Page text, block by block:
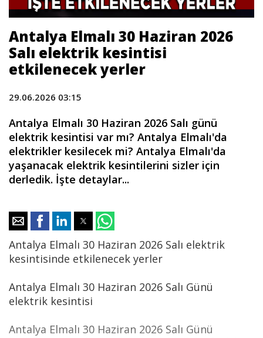
Antalya Elmalı 30 Haziran 2026
Salı elektrik kesintisi
etkilenecek yerler
29.06.2026 03:15
Antalya Elmalı 30 Haziran 2026 Salı günü
elektrik kesintisi var mı? Antalya Elmalı'da
elektrikler kesilecek mi? Antalya Elmalı'da
yaşanacak elektrik kesintilerini sizler için
derledik. İşte detaylar...
Antalya Elmalı 30 Haziran 2026 Salı elektrik
kesintisinde etkilenecek yerler
Antalya Elmalı 30 Haziran 2026 Salı Günü
elektrik kesintisi
Antalya Elmalı 30 Haziran 2026 Salı Günü